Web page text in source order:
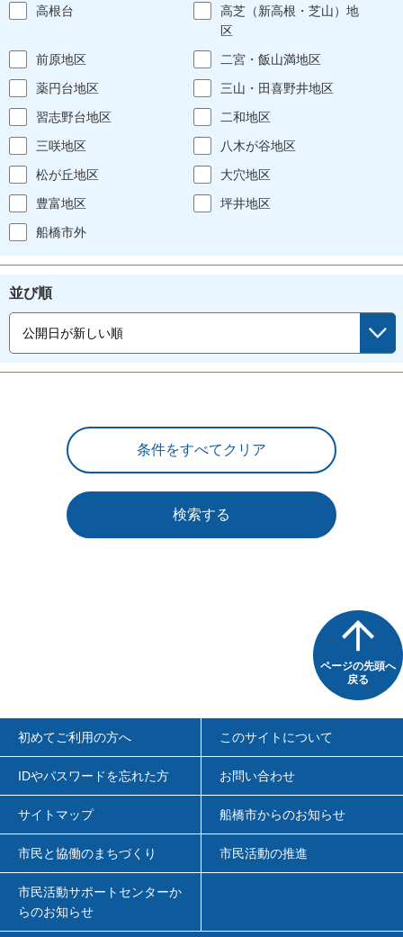
高根台
高芝（新高根・芝山）地
区
前原地区
二宮・飯山満地区
薬円台地区
三山・田喜野井地区
習志野台地区
二和地区
三咲地区
八木が谷地区
松が丘地区
大穴地区
豊富地区
坪井地区
船橋市外
並び順
検索する
ページの先頭へ
戻る
初めてご利用の方へ このサイトについて
IDやパスワードを忘れた方 お問い合わせ
サイトマップ 船橋市からのお知らせ
市民と協働のまちづくり 市民活動の推進
市民活動サポートセンターか
らのお知らせ